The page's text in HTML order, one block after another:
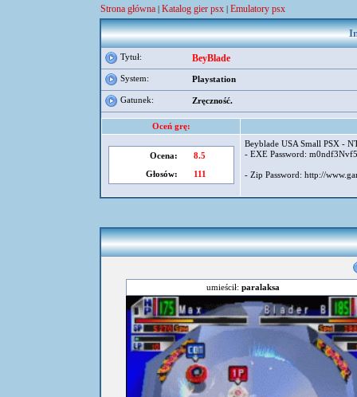
Strona główna | Katalog gier psx | Emulatory psx
Tytuł: BeyBlade
System: Playstation
Gatunek: Zręczność.
Oceń grę:
Ocena:
8.5
Głosów:
111
Beyblade USA Small PSX -
- EXE Password:
- Zip Password: http://
umieścił: paralaksa